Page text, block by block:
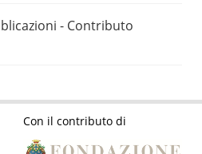
- Contributo
Con il contributo di